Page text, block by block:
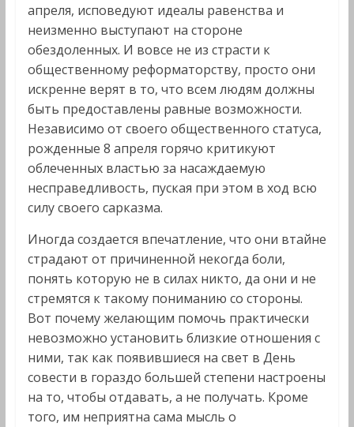
апреля, исповедуют идеалы равенства и
неизменно выступают на стороне
обездоленных. И вовсе не из страсти к
общественному реформаторству, просто они
искренне верят в то, что всем людям должны
быть предоставлены равные возможности.
Независимо от своего общественного статуса,
рожденные 8 апреля горячо критикуют
облеченных властью за насаждаемую
несправедливость, пуская при этом в ход всю
силу своего сарказма.
Иногда создается впечатление, что они втайне
страдают от причиненной некогда боли,
понять которую не в силах никто, да они и не
стремятся к такому пониманию со стороны.
Вот почему желающим помочь практически
невозможно установить близкие отношения с
ними, так как появившиеся на свет в День
совести в гораздо большей степени настроены
на то, чтобы отдавать, а не получать. Кроме
того, им неприятна сама мысль о